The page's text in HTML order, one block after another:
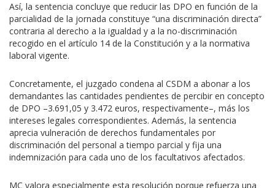
Así, la sentencia concluye que reducir las DPO en función de la
parcialidad de la jornada constituye “una discriminación directa”
contraria al derecho a la igualdad y a la no-discriminación
recogido en el artículo 14 de la Constitución y a la normativa
laboral vigente.
Concretamente, el juzgado condena al CSDM a abonar a los
demandantes las cantidades pendientes de percibir en concepto
de DPO –3.691,05 y 3.472 euros, respectivamente–, más los
intereses legales correspondientes. Además, la sentencia
aprecia vulneración de derechos fundamentales por
discriminación del personal a tiempo parcial y fija una
indemnización para cada uno de los facultativos afectados.
MC valora especialmente esta resolución porque refuerza una